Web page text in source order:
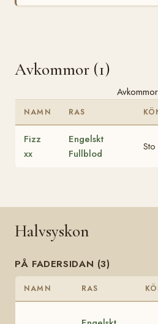
Avkommor (1)
Avkommor
NAMN RAS
Fizz
xx
Engelskt
Fullblod
Sto
Halvsyskon
PÅ FADERSIDAN (3)
NAMN RAS